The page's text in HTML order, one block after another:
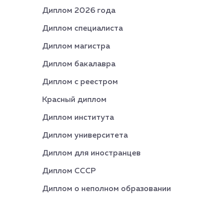
Диплом 2026 года
Диплом специалиста
Диплом магистра
Диплом бакалавра
Диплом с реестром
Красный диплом
Диплом института
Диплом университета
Диплом для иностранцев
Диплом СССР
Диплом о неполном образовании